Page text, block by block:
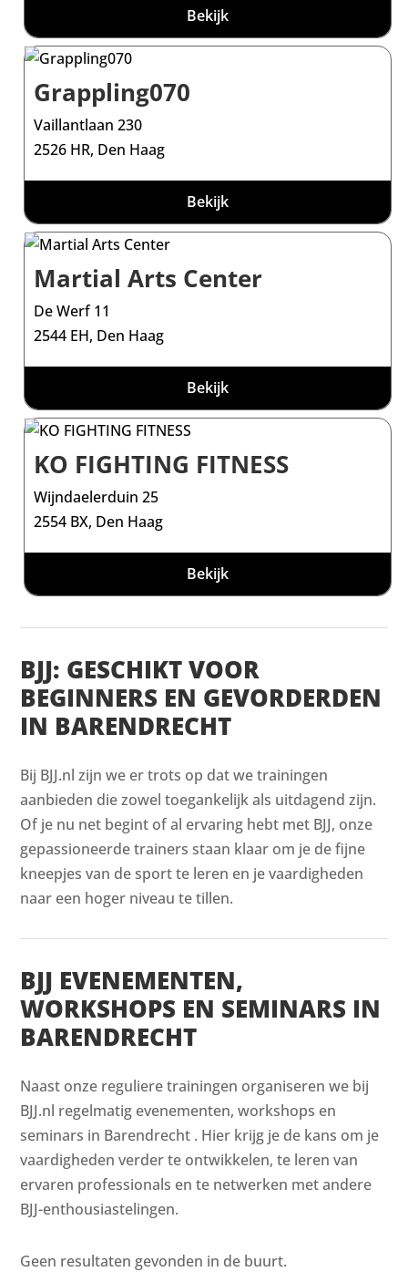
Bekijk
Grappling070
Vaillantlaan 230
2526 HR, Den Haag
Bekijk
Martial Arts Center
De Werf 11
2544 EH, Den Haag
Bekijk
KO FIGHTING FITNESS
Wijndaelerduin 25
2554 BX, Den Haag
Bekijk
BJJ: GESCHIKT VOOR
BEGINNERS EN GEVORDERDEN
IN BARENDRECHT
Bij BJJ.nl zijn we er trots op dat we trainingen
aanbieden die zowel toegankelijk als uitdagend zijn.
Of je nu net begint of al ervaring hebt met BJJ, onze
gepassioneerde trainers staan klaar om je de fijne
kneepjes van de sport te leren en je vaardigheden
naar een hoger niveau te tillen.
BJJ EVENEMENTEN,
WORKSHOPS EN SEMINARS IN
BARENDRECHT
Naast onze reguliere trainingen organiseren we bij
BJJ.nl regelmatig evenementen, workshops en
seminars in Barendrecht . Hier krijg je de kans om je
vaardigheden verder te ontwikkelen, te leren van
ervaren professionals en te netwerken met andere
BJJ-enthousiastelingen.
Geen resultaten gevonden in de buurt.